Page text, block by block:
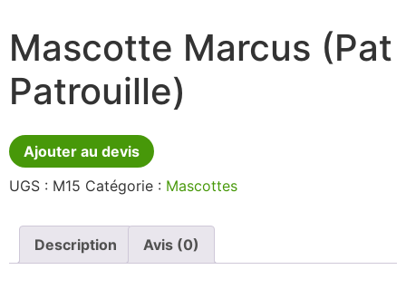
Mascotte Marcus (Pat
Patrouille)
Ajouter au devis
UGS : M15 Catégorie : Mascottes
Description Avis (0)